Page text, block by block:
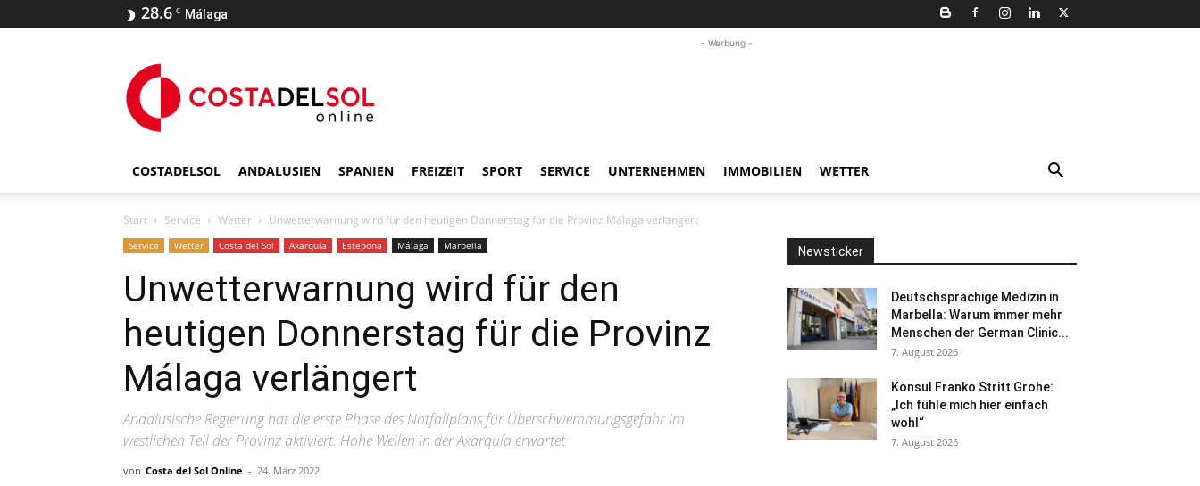
28.6 C Málaga
- Werbung -
COSTADELSOL ANDALUSIEN SPANIEN FREIZEIT SPORT SERVICE UNTERNEHMEN IMMOBILIEN WETTER
Start Service Wetter Unwetterwarnung wird für den heutigen Donnerstag für die Provinz Málaga verlängert
Service Wetter Costa del Sol Axarquía Estepona Málaga Marbella
Unwetterwarnung wird für den
heutigen Donnerstag für die Provinz
Málaga verlängert
Andalusische Regierung hat die erste Phase des Notfallplans für Überschwemmungsgefahr im
westlichen Teil der Provinz aktiviert. Hohe Wellen in der Axarquía erwartet
von Costa del Sol Online - 24. März 2022
Newsticker
Deutschsprachige Medizin in
Marbella: Warum immer mehr
Menschen der German Clinic...
7. August 2026
Konsul Franko Stritt Grohe:
„Ich fühle mich hier einfach
wohl“
7. August 2026